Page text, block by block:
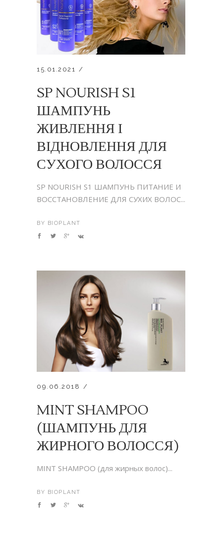
15.01.2021
SP NOURISH S1
ШАМПУНЬ
ЖИВЛЕННЯ І
ВІДНОВЛЕННЯ ДЛЯ
СУХОГО ВОЛОССЯ
SP NOURISH S1 ШАМПУНЬ ПИТАНИЕ И
ВОССТАНОВЛЕНИЕ ДЛЯ СУХИХ ВОЛОС...
BY BIOPLANT
09.06.2018
MINT SHAMPOO
(ШАМПУНЬ ДЛЯ
ЖИРНОГО ВОЛОССЯ)
MINT SHAMPOO (для жирных волос)...
BY BIOPLANT